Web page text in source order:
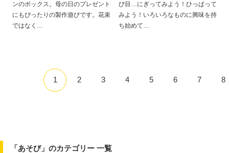
ンのボックス。母の日のプレゼント
にもぴったりの製作遊びです。花束
ではなく
び目…にぎってみよう！ひっぱって
みよう！いろいろなものに興味を持
ち始めて
1 2 3 4 5 6 7 8
「あそび」のカテゴリー 一覧